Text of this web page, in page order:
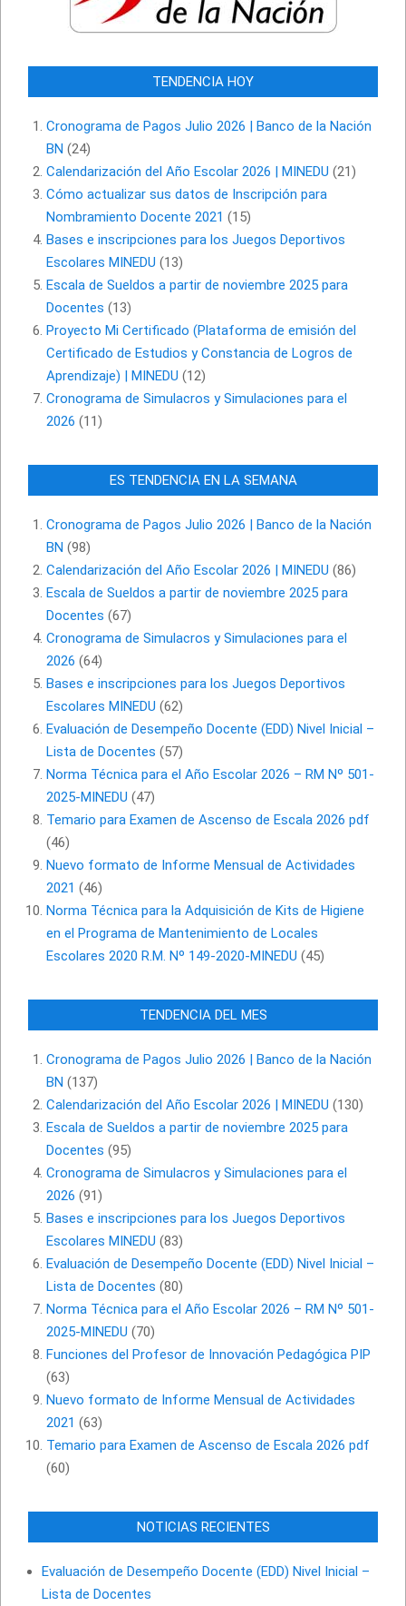
TENDENCIA HOY
Cronograma de Pagos Julio 2026 | Banco de la Nación
BN (24)
Calendarización del Año Escolar 2026 | MINEDU (21)
Cómo actualizar sus datos de Inscripción para
Nombramiento Docente 2021 (15)
Bases e inscripciones para los Juegos Deportivos
Escolares MINEDU (13)
Escala de Sueldos a partir de noviembre 2025 para
Docentes (13)
Proyecto Mi Certificado (Plataforma de emisión del
Certificado de Estudios y Constancia de Logros de
Aprendizaje) | MINEDU (12)
Cronograma de Simulacros y Simulaciones para el
2026 (11)
ES TENDENCIA EN LA SEMANA
Cronograma de Pagos Julio 2026 | Banco de la Nación
BN (98)
Calendarización del Año Escolar 2026 | MINEDU (86)
Escala de Sueldos a partir de noviembre 2025 para
Docentes (67)
Cronograma de Simulacros y Simulaciones para el
2026 (64)
Bases e inscripciones para los Juegos Deportivos
Escolares MINEDU (62)
Evaluación de Desempeño Docente (EDD) Nivel Inicial –
Lista de Docentes (57)
Norma Técnica para el Año Escolar 2026 – RM Nº 501-
2025-MINEDU (47)
Temario para Examen de Ascenso de Escala 2026 pdf
(46)
Nuevo formato de Informe Mensual de Actividades
2021 (46)
Norma Técnica para la Adquisición de Kits de Higiene
en el Programa de Mantenimiento de Locales
Escolares 2020 R.M. Nº 149-2020-MINEDU (45)
TENDENCIA DEL MES
Cronograma de Pagos Julio 2026 | Banco de la Nación
BN (137)
Calendarización del Año Escolar 2026 | MINEDU (130)
Escala de Sueldos a partir de noviembre 2025 para
Docentes (95)
Cronograma de Simulacros y Simulaciones para el
2026 (91)
Bases e inscripciones para los Juegos Deportivos
Escolares MINEDU (83)
Evaluación de Desempeño Docente (EDD) Nivel Inicial –
Lista de Docentes (80)
Norma Técnica para el Año Escolar 2026 – RM Nº 501-
2025-MINEDU (70)
Funciones del Profesor de Innovación Pedagógica PIP
(63)
Nuevo formato de Informe Mensual de Actividades
2021 (63)
Temario para Examen de Ascenso de Escala 2026 pdf
(60)
NOTICIAS RECIENTES
Evaluación de Desempeño Docente (EDD) Nivel Inicial –
Lista de Docentes